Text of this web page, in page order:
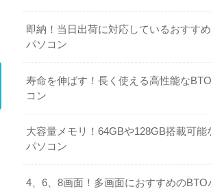
即納！当日出荷に対応しているおすす
パソコン
寿命を伸ばす！長く使える高性能な
コン
大容量メモリ！64GBや128GB搭載可能
パソコン
4、6、8画面！多画面におすすめのBTO